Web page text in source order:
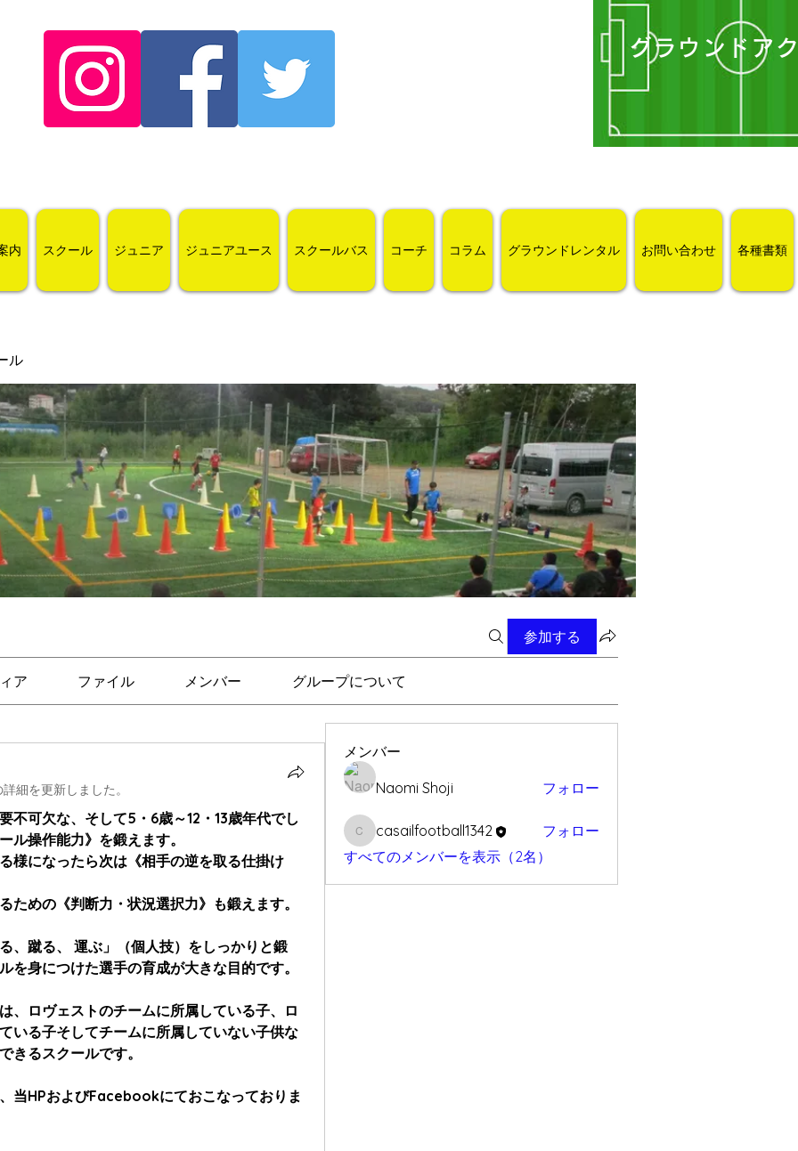
グラウンドア
内 スクール ジュニア ジュニアユース スクールバス コーチ コラム グラウンドレンタル お問い合わせ 各種書類
ル
参加する
ア ファイル メンバー グループについて
細を更新しました。
不可欠な、そして5・6歳～12・13歳年代でし
ル操作能力》を鍛えます。
様になったら次は《相手の逆を取る仕掛け
ための《判断力・状況選択力》も鍛えます。
、蹴る、 運ぶ」（個人技）をしっかりと鍛
を身につけた選手の育成が大きな目的です。
、ロヴェストのチームに所属している子、ロ
いる子そしてチームに所属していない子供な
きるスクールです。​
当HPおよびFacebookにておこなっておりま
メンバー
Naomi Shoji フォロー
casailfootball1342
casailfootball1342
フォロー
すべてのメンバーを表示（2名）